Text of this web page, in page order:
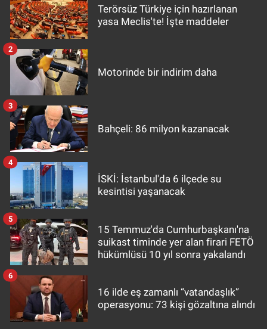
Terörsüz Türkiye için hazırlanan
yasa Meclis'te! İşte maddeler
Motorinde bir indirim daha
2
Bahçeli: 86 milyon kazanacak
3
İSKİ: İstanbul'da 6 ilçede su
kesintisi yaşanacak
4
15 Temmuz'da Cumhurbaşkanı'na
suikast timinde yer alan firari FETÖ
hükümlüsü 10 yıl sonra yakalandı
5
16 ilde eş zamanlı “vatandaşlık”
operasyonu: 73 kişi gözaltına alındı
6